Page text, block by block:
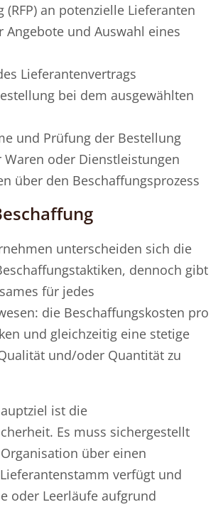
(RFP) an potenzielle Lieferanten
Angebote und Auswahl eines
Lieferantenvertrags
bei dem ausgewählten
und Prüfung der Bestellung
Waren oder Dienstleistungen
über den Beschaffungsprozess
unterscheiden sich die
dennoch gibt
für jedes
die Beschaffungskosten pro
und gleichzeitig eine stetige
und/oder Quantität zu
ist die
Es muss sichergestellt
über einen
verfügt und
oder Leerläufe aufgrund